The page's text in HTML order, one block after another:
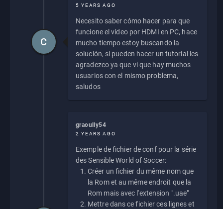
5 YEARS AGO
Necesito saber cómo hacer para que
funcione el vídeo por HDMI en PC, hace
mucho tiempo estoy buscando la
solución, si pueden hacer un tutorial les
agradezco ya que vi que hay muchos
usuarios con el mismo problema,
saludos
C
graoully54
2 YEARS AGO
Exemple de fichier de conf pour la série
des Sensible World of Soccer:
Créer un fichier du même nom que
la Rom et au même endroit que la
Rom mais avec l'extension ".uae"
Mettre dans ce fichier ces lignes et